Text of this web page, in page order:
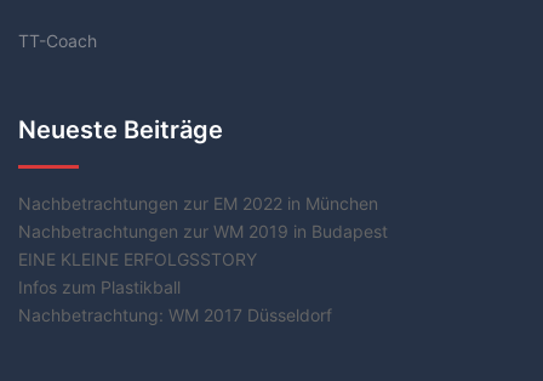
TT-Coach
Neueste Beiträge
Nachbetrachtungen zur EM 2022 in München
Nachbetrachtungen zur WM 2019 in Budapest
EINE KLEINE ERFOLGSSTORY
Infos zum Plastikball
Nachbetrachtung: WM 2017 Düsseldorf